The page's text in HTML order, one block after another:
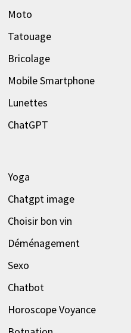
Moto
Tatouage
Bricolage
Mobile Smartphone
Lunettes
ChatGPT
Yoga
Chatgpt image
Choisir bon vin
Déménagement
Sexo
Chatbot
Horoscope Voyance